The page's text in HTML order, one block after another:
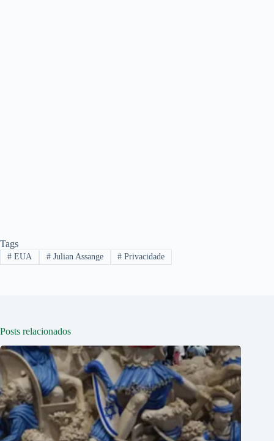
Tags
#EUA #Julian Assange # Privacidade
Posts relacionados